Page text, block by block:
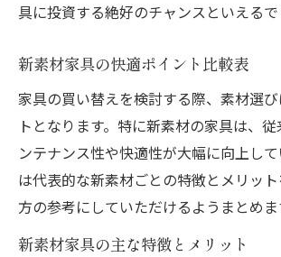
具に投資する絶好のチャンスといえるで
新素材家具の快適ポイント比較表
家具の買い替えを検討する際、素材選
トとなります。特に新素材の家具は、
ンテナンス性や快適性が大幅に向上し
は代表的な新素材ごとの特徴とメリッ
方の参考にしていただけるようまとめま
新素材家具の主な特徴とメリット